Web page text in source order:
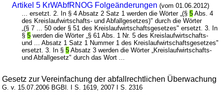
Artikel 5 KrWAbfRNOG Folgeänderungen (vom 01.06.2012)
... ersetzt. 2. In § 4 Absatz 2 Satz 1 werden die Wörter „(§5 Abs. 4
des Kreislaufwirtschafts- und Abfallgesetzes)" durch die Wörter
„(§ 7 ... 50 oder § 51 des Kreislaufwirtschaftsgesetzes" ersetzt. 3. In
§5 werden die Wörter „§ 61 Abs. 1 Nr. 5 des Kreislaufwirtschafts-
und ... Absatz 1 Satz 1 Nummer 1 des Kreislaufwirtschaftsgesetzes"
ersetzt. 3. In §5 Absatz 3 werden die Wörter „Kreislaufwirtschafts-
und Abfallgesetz" durch das Wort ...
Gesetz zur Vereinfachung der abfallrechtlichen Überwachung
G. v. 15.07.2006 BGBl. I S. 1619, 2007 I S. 2316